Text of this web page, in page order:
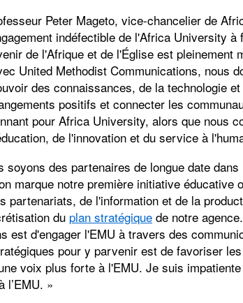
Peter Mageto, vice-chancelier de
indéfectible de l'Africa University
de l'Afrique et de l'Église est pleinement
United Methodist Communications, nous
des connaissances, de la technologie
positifs et connecter les
pour Africa University, alors que nous
de l'innovation et du service à
soyons des partenaires de longue date
marque notre première initiative éducative
partenariats, de l'information et de la
du plan stratégique de notre
est d'engager l'EMU à travers des
pour y parvenir est de favoriser
voix plus forte à l'EMU. Je suis
l’EMU. »